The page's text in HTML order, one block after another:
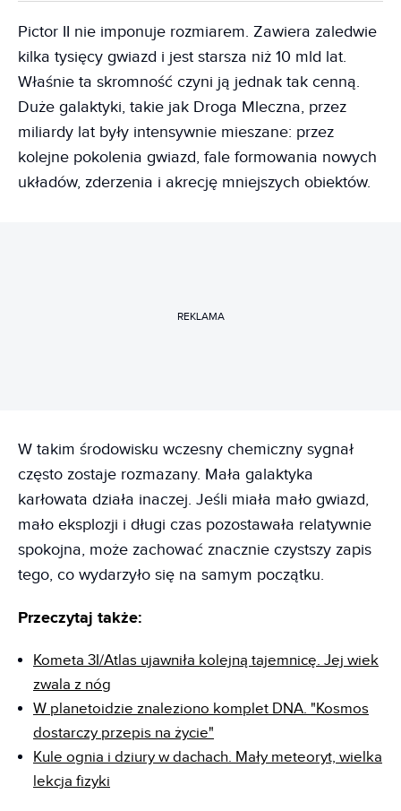
Pictor II nie imponuje rozmiarem. Zawiera zaledwie
kilka tysięcy gwiazd i jest starsza niż 10 mld lat.
Właśnie ta skromność czyni ją jednak tak cenną.
Duże galaktyki, takie jak Droga Mleczna, przez
miliardy lat były intensywnie mieszane: przez
kolejne pokolenia gwiazd, fale formowania nowych
układów, zderzenia i akrecję mniejszych obiektów.
REKLAMA
W takim środowisku wczesny chemiczny sygnał
często zostaje rozmazany. Mała galaktyka
karłowata działa inaczej. Jeśli miała mało gwiazd,
mało eksplozji i długi czas pozostawała relatywnie
spokojna, może zachować znacznie czystszy zapis
tego, co wydarzyło się na samym początku.
Przeczytaj także:
Kometa 3I/Atlas ujawniła kolejną tajemnicę. Jej wiek
zwala z nóg
W planetoidzie znaleziono komplet DNA. "Kosmos
dostarczy przepis na życie"
Kule ognia i dziury w dachach. Mały meteoryt, wielka
lekcja fizyki